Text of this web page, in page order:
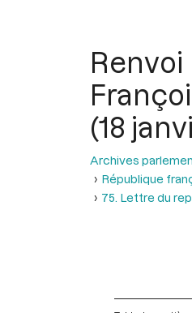
(18
Archives
République
75. Lettre du